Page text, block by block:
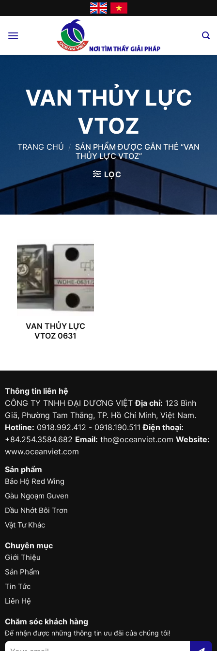
to
VAN THỦY LỰC
VTOZ
TRANG CHỦ / SẢN PHẨM ĐƯỢC GẮN THẺ “VAN
THỦY LỰC VTOZ”
LỌC
VAN THỦY LỰC
VTOZ 0631
Thông tin liên hệ
CÔNG TY TNHH ĐẠI DƯƠNG VIỆTĐịa chỉ: 123 Bình
Giã, Phường Tam Thắng, TP. Hồ Chí Minh, Việt Nam.
Hotline: 0918.992.412 - 0918.190.511Điện thoại:
+84.254.3584.682 Email: tho@oceanviet.com Website:
www.oceanviet.com
Sản phẩm
Bảo Hộ Red Wing
Gàu Ngoạm Guven
Dầu Nhớt Bôi Trơn
Vật Tư Khác
Chuyên mục
Giới Thiệu
Sản Phẩm
Tin Tức
Liên Hệ
Chăm sóc khách hàng
Để nhận được những thông tin ưu đãi của chúng tôi!